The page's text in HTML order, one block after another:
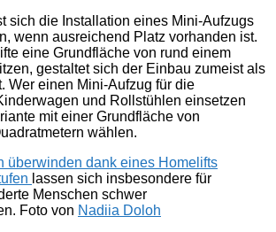
sich die Installation eines Mini-Aufzugs
wenn ausreichend Platz vorhanden ist.
eine Grundfläche von rund einem
gestaltet sich der Einbau zumeist als
Wer einen Mini-Aufzug für die
und Rollstühlen einsetzen
mit einer Grundfläche von
wählen.
lassen sich insbesondere für
Menschen schwer
Foto von Nadiia Doloh